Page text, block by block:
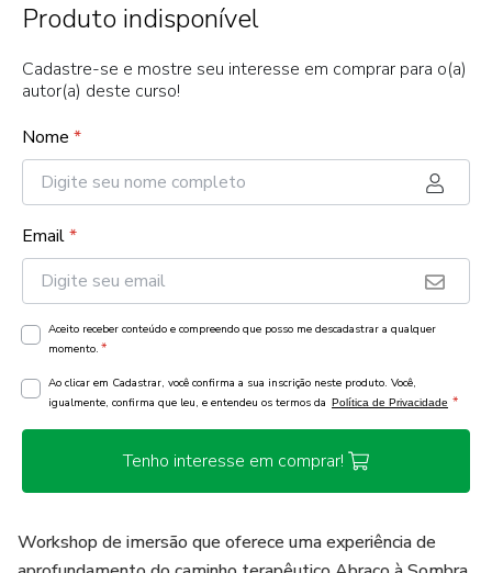
Produto indisponível
Cadastre-se e mostre seu interesse em comprar para o(a)
autor(a) deste curso!
Nome *
Email*
Aceito receber conteúdo e compreendo que posso me descadastrar a qualquer
momento. *
Ao clicar em Cadastrar, você confirma a sua inscrição neste produto. Você,
igualmente, confirma que leu, e entendeu os termos da Política de Privacidade *
Tenho interesse em comprar!
Workshop de imersão que oferece uma experiência de